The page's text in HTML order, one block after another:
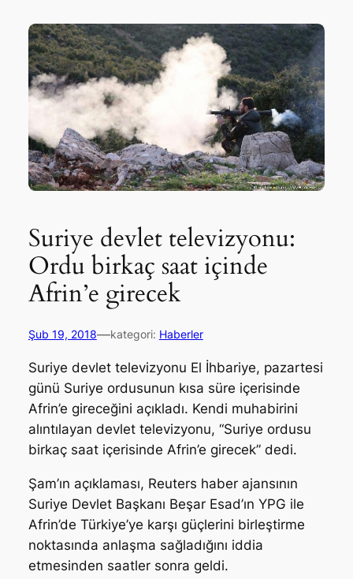
Suriye devlet televizyonu:
Ordu birkaç saat içinde
Afrin’e girecek
Şub 19, 2018—kategori: Haberler
Suriye devlet televizyonu El İhbariye, pazartesi
günü Suriye ordusunun kısa süre içerisinde
Afrin’e gireceğini açıkladı. Kendi muhabirini
alıntılayan devlet televizyonu, “Suriye ordusu
birkaç saat içerisinde Afrin’e girecek” dedi.
Şam’ın açıklaması, Reuters haber ajansının
Suriye Devlet Başkanı Beşar Esad’ın YPG ile
Afrin’de Türkiye’ye karşı güçlerini birleştirme
noktasında anlaşma sağladığını iddia
etmesinden saatler sonra geldi.